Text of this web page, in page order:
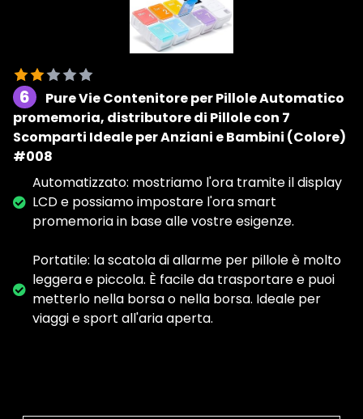
6
Pure Vie Contenitore per Pillole Automatico
promemoria, distributore di Pillole con 7
Scomparti Ideale per Anziani e Bambini (Colore)
#008
Automatizzato: mostriamo l'ora tramite il display
LCD e possiamo impostare l'ora smart
promemoria in base alle vostre esigenze.
Portatile: la scatola di allarme per pillole è molto
leggera e piccola. È facile da trasportare e puoi
metterlo nella borsa o nella borsa. Ideale per
viaggi e sport all'aria aperta.